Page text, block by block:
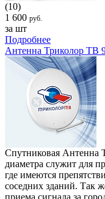
(10)
1 600 руб.
за шт
Подробнее
Антенна Триколор ТВ
Спутниковая Антенна
диаметра служит для
где имеются
соседних зданий. Так
приема сигнала за